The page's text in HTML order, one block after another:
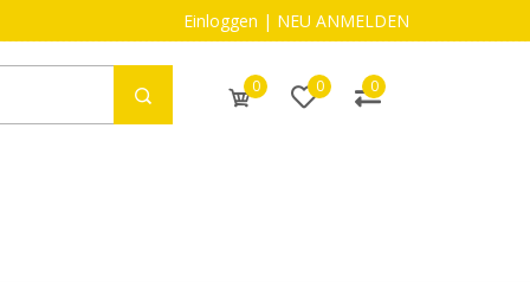
Einloggen | NEU ANMELDEN
0 0 0